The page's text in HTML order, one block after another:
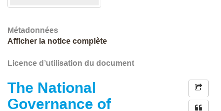
Métadonnées
Afficher la notice complète
Licence d’utilisation du document
The National
Governance of